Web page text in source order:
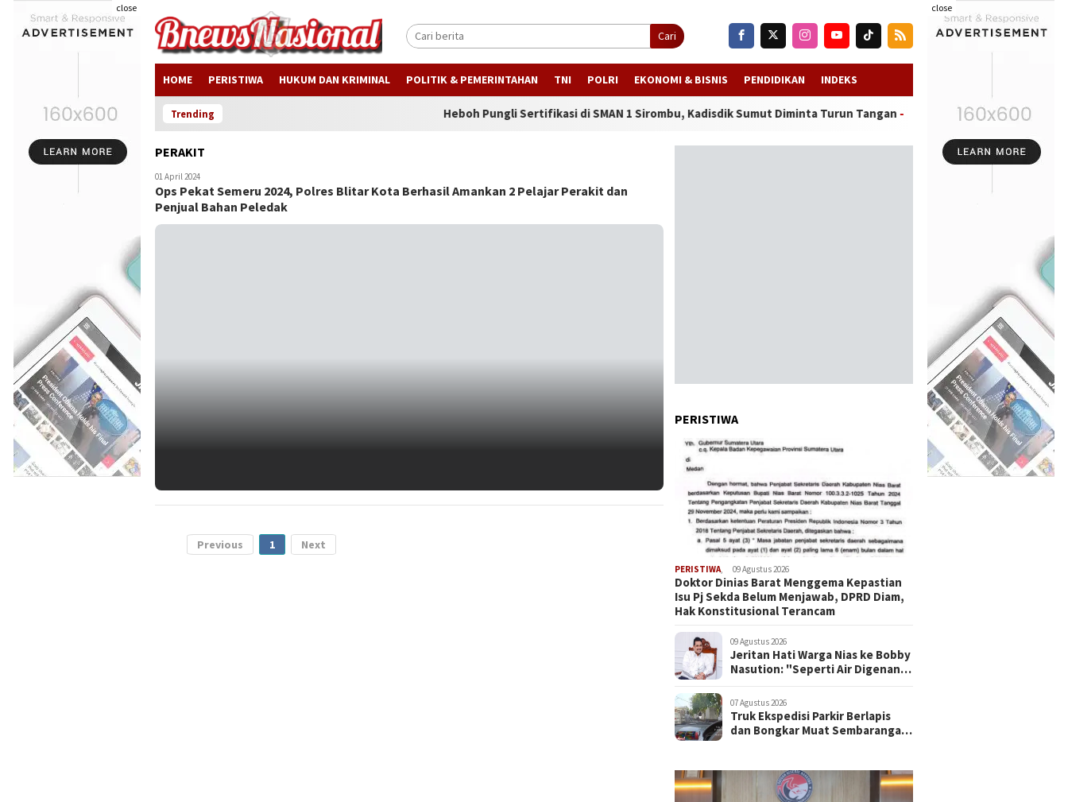
close close
Cari
HOME PERISTIWA HUKUM DAN KRIMINAL POLITIK & PEMERINTAHAN TNI POLRI EKONOMI & BISNIS PENDIDIKAN INDEKS
Trending Heboh Pungli Sertifikasi di SMAN 1 Sirombu, Kadisdik Sumut Diminta Turun Tangan-Doktor Dinias Barat Menggema
PERAKIT
01 April 2024
Ops Pekat Semeru 2024, Polres Blitar Kota Berhasil Amankan 2 Pelajar Perakit dan
Penjual Bahan Peledak
Previous 1 Next
PERISTIWA
PERISTIWA 09 Agustus 2026
Doktor Dinias Barat Menggema Kepastian
Isu Pj Sekda Belum Menjawab, DPRD Diam,
Hak Konstitusional Terancam
09 Agustus 2026
Jeritan Hati Warga Nias ke Bobby
Nasution: "Seperti Air Digenang,
07 Agustus 2026
Truk Ekspedisi Parkir Berlapis
dan Bongkar Muat Sembarangan,